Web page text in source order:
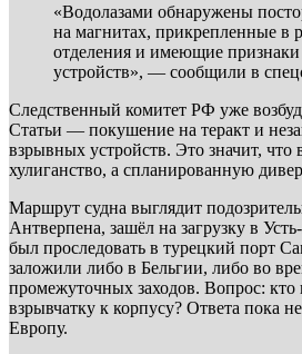
«Водолазами обнаружены
на магнитах, прикрепленные в
отделения и имеющие
устройств», — сообщили в
Следственный комитет РФ уже
Статьи — покушение на теракт и
взрывных устройств. Это значит, что
хулиганство, а спланированную
Маршрут судна выглядит
Антверпена, зашёл на загрузку в
был проследовать в турецкий порт
заложили либо в Бельгии, либо во
промежуточных заходов. Вопрос: кто
взрывчатку к корпусу? Ответа пока
Европу.